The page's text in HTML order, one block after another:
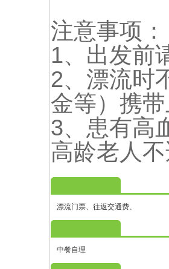
注意事项：
1、出发前
2、漂流时
金等）携
3、患有高
高龄老人
费用包含
漂流门票、往返交通费、
费用不包含
中餐自理